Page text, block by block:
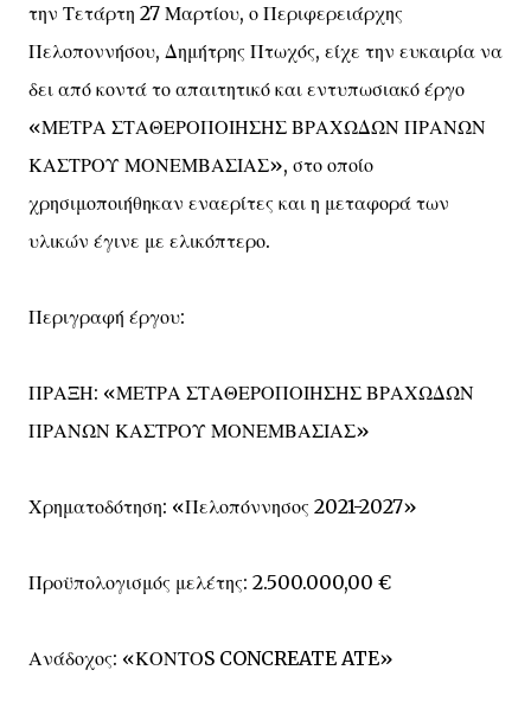
την Τετάρτη 27 Μαρτίου, ο Περιφερειάρχης
Πελοποννήσου, Δημήτρης Πτωχός, είχε την ευκαιρία να
δει από κοντά το απαιτητικό και εντυπωσιακό έργο
«ΜΕΤΡΑ ΣΤΑΘΕΡΟΠΟΙΗΣΗΣ ΒΡΑΧΩΔΩΝ ΠΡΑΝΩΝ
ΚΑΣΤΡΟΥ ΜΟΝΕΜΒΑΣΙΑΣ», στο οποίο
χρησιμοποιήθηκαν εναερίτες και η μεταφορά των
υλικών έγινε με ελικόπτερο.
Περιγραφή έργου:
ΠΡΑΞΗ: «ΜΕΤΡΑ ΣΤΑΘΕΡΟΠΟΙΗΣΗΣ ΒΡΑΧΩΔΩΝ
ΠΡΑΝΩΝ ΚΑΣΤΡΟΥ ΜΟΝΕΜΒΑΣΙΑΣ»
Χρηματοδότηση: «Πελοπόννησος 2021-2027»
Προϋπολογισμός μελέτης: 2.500.000,00 €
Ανάδοχος: «ΚΟΝΤΟS CONCREATE ATE»